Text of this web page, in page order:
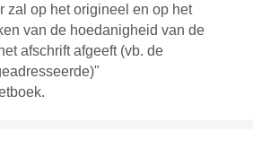
zal op het origineel en op het
van de hoedanigheid van de
afschrift afgeeft (vb. de